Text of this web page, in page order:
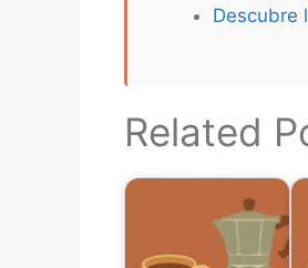
Descubre
Related